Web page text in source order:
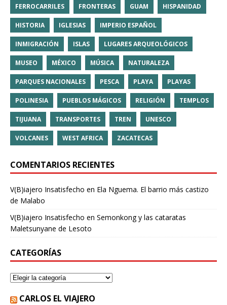
FERROCARRILES FRONTERAS GUAM HISPANIDAD
HISTORIA IGLESIAS IMPERIO ESPAÑOL
INMIGRACIÓN ISLAS LUGARES ARQUEOLÓGICOS
MUSEO MÉXICO MÚSICA NATURALEZA
PARQUES NACIONALES PESCA PLAYA PLAYAS
POLINESIA PUEBLOS MÁGICOS RELIGIÓN TEMPLOS
TIJUANA TRANSPORTES TREN UNESCO
VOLCANES WEST AFRICA ZACATECAS
COMENTARIOS RECIENTES
V(B)iajero Insatisfecho en Ela Nguema. El barrio más castizo
de Malabo
V(B)iajero Insatisfecho en Semonkong y las cataratas
Maletsunyane de Lesoto
CATEGORÍAS
CARLOS EL VIAJERO